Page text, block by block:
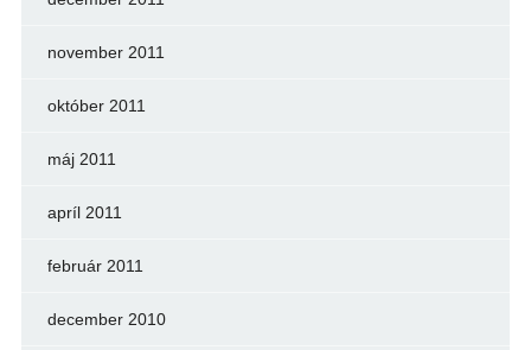
november 2011
október 2011
máj 2011
apríl 2011
február 2011
december 2010